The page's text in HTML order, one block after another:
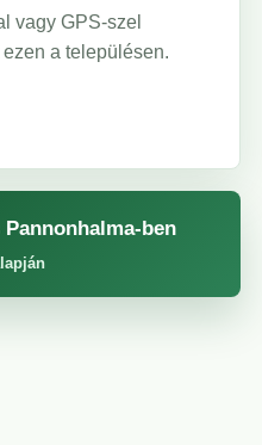
vagy GPS-szel
a településen.
ben